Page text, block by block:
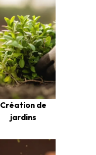
Création de
jardins